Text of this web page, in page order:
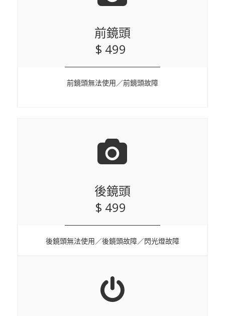
前鏡頭
$ 499
前鏡頭無法使用／前鏡頭故障
後鏡頭
$ 499
後鏡頭無法使用／後鏡頭故障／閃光燈故障